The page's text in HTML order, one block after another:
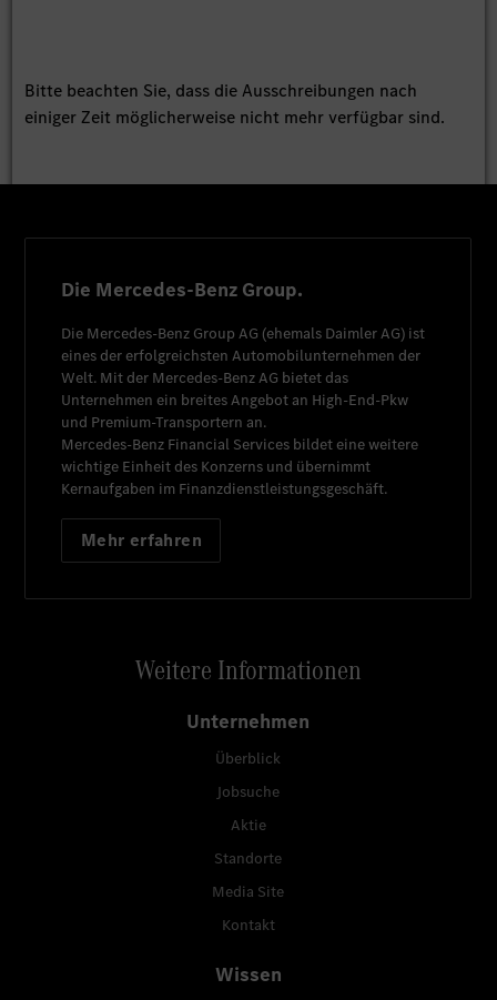
Bitte beachten Sie, dass die Ausschreibungen nach
einiger Zeit möglicherweise nicht mehr verfügbar sind.
Die Mercedes-Benz Group.
Die Mercedes-Benz Group AG (ehemals Daimler AG) ist
eines der erfolgreichsten Automobilunternehmen der
Welt. Mit der Mercedes-Benz AG bietet das
Unternehmen ein breites Angebot an High-End-Pkw
und Premium-Transportern an.
Mercedes-Benz Financial Services bildet eine weitere
wichtige Einheit des Konzerns und übernimmt
Kernaufgaben im Finanzdienstleistungsgeschäft.
Mehr erfahren
Weitere Informationen
Unternehmen
Überblick
Jobsuche
Aktie
Standorte
Media Site
Kontakt
Wissen